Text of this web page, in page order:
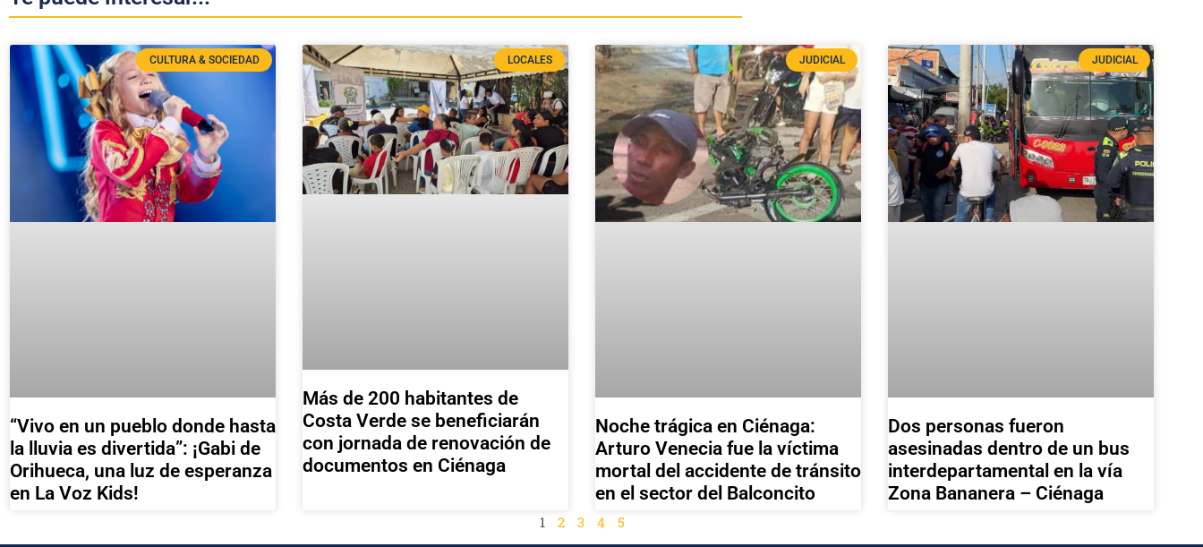
CULTURA & SOCIEDAD
“Vivo en un pueblo donde hasta
la lluvia es divertida”: ¡Gabi de
Orihueca, una luz de esperanza
en La Voz Kids!
LOCALES
Más de 200 habitantes de
Costa Verde se beneficiarán
con jornada de renovación de
documentos en Ciénaga
JUDICIAL
Noche trágica en Ciénaga:
Arturo Venecia fue la víctima
mortal del accidente de tránsito
en el sector del Balconcito
JUDICIAL
Dos personas fueron
asesinadas dentro de un bus
interdepartamental en la vía
Zona Bananera – Ciénaga
1 2 3 4 5